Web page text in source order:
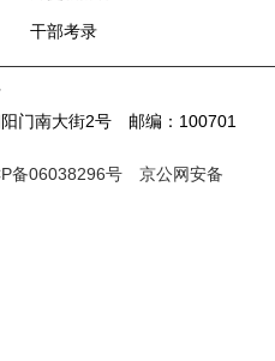
干部考录
门南大街2号 邮编：100701
备06038296号
京公网安备